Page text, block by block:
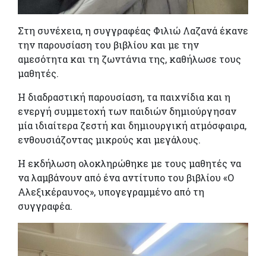
Στη συνέχεια, η συγγραφέας Φιλιώ Λαζανά έκανε
την παρουσίαση του βιβλίου και με την
αμεσότητα και τη ζωντάνια της, καθήλωσε τους
μαθητές.
Η διαδραστική παρουσίαση, τα παιχνίδια και η
ενεργή συμμετοχή των παιδιών δημιούργησαν
μία ιδιαίτερα ζεστή και δημιουργική ατμόσφαιρα,
ενθουσιάζοντας μικρούς και μεγάλους.
Η εκδήλωση ολοκληρώθηκε με τους μαθητές να
να λαμβάνουν από ένα αντίτυπο του βιβλίου «Ο
Αλεξικέραυνος», υπογεγραμμένο από τη
συγγραφέα.